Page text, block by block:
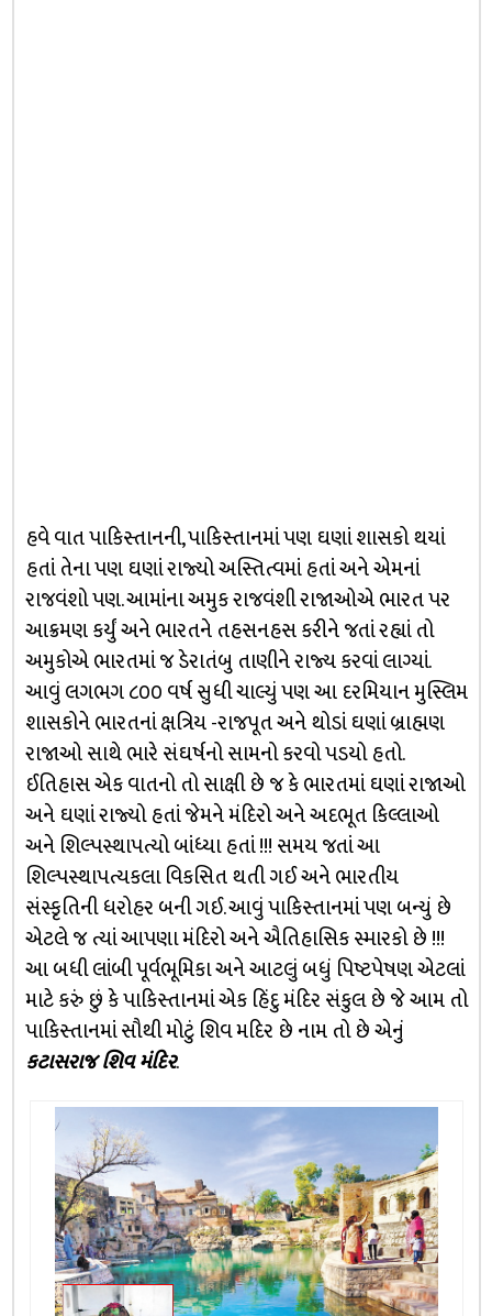
હવે વાત પાકિસ્તાનની, પાકિસ્તાનમાં પણ ઘણાં શાસકો થયાં
હતાં તેના પણ ઘણાં રાજ્યો અસ્તિત્વમાં હતાં અને એમનાં
રાજવંશો પણ. આમાંના અમુક રાજવંશી રાજાઓએ ભારત પર
આક્રમણ કર્યું અને ભારતને તહસનહસ કરીને જતાં રહ્યાં તો
અમુકોએ ભારતમાં જ ડેરાતંબુ તાણીને રાજ્ય કરવાં લાગ્યાં.
આવું લગભગ ૮૦૦ વર્ષ સુધી ચાલ્યું પણ આ દરમિયાન મુસ્લિમ
શાસકોને ભારતનાં ક્ષત્રિય -રાજપૂત અને થોડાં ઘણાં બ્રાહ્મણ
રાજાઓ સાથે ભારે સંઘર્ષનો સામનો કરવો પડયો હતો.
ઈતિહાસ એક વાતનો તો સાક્ષી છે જ કે ભારતમાં ઘણાં રાજાઓ
અને ઘણાં રાજ્યો હતાં જેમને મંદિરો અને અદભૂત કિલ્લાઓ
અને શિલ્પસ્થાપત્યો બાંધ્યા હતાં !!! સમય જતાં આ
શિલ્પસ્થાપત્યકલા વિકસિત થતી ગઈ અને ભારતીય
સંસ્કૃતિની ધરોહર બની ગઈ. આવું પાકિસ્તાનમાં પણ બન્યું છે
એટલે જ ત્યાં આપણા મંદિરો અને ઐતિહાસિક સ્મારકો છે !!!
આ બધી લાંબી પૂર્વભૂમિકા અને આટલું બધું પિષ્ટપેષણ એટલાં
માટે કરું છું કે પાકિસ્તાનમાં એક હિંદુ મંદિર સંકુલ છે જે આમ તો
પાકિસ્તાનમાં સૌથી મોટું શિવ મદિર છે નામ તો છે એનું
કટાસરાજ શિવ મંદિર.